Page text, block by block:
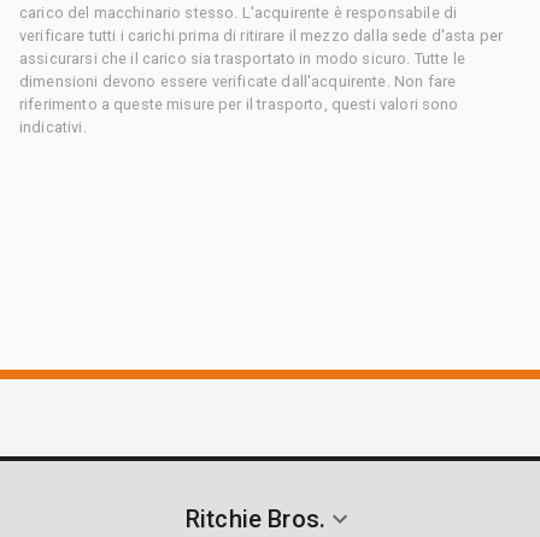
carico del macchinario stesso. L'acquirente è responsabile di
verificare tutti i carichi prima di ritirare il mezzo dalla sede d'asta per
assicurarsi che il carico sia trasportato in modo sicuro. Tutte le
dimensioni devono essere verificate dall'acquirente. Non fare
riferimento a queste misure per il trasporto, questi valori sono
indicativi.
Ritchie Bros.